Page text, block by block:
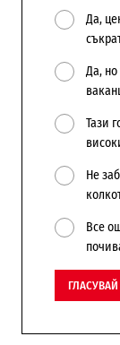
Да,
Да,
Тази
Не
Все
ГЛАСУВАЙ